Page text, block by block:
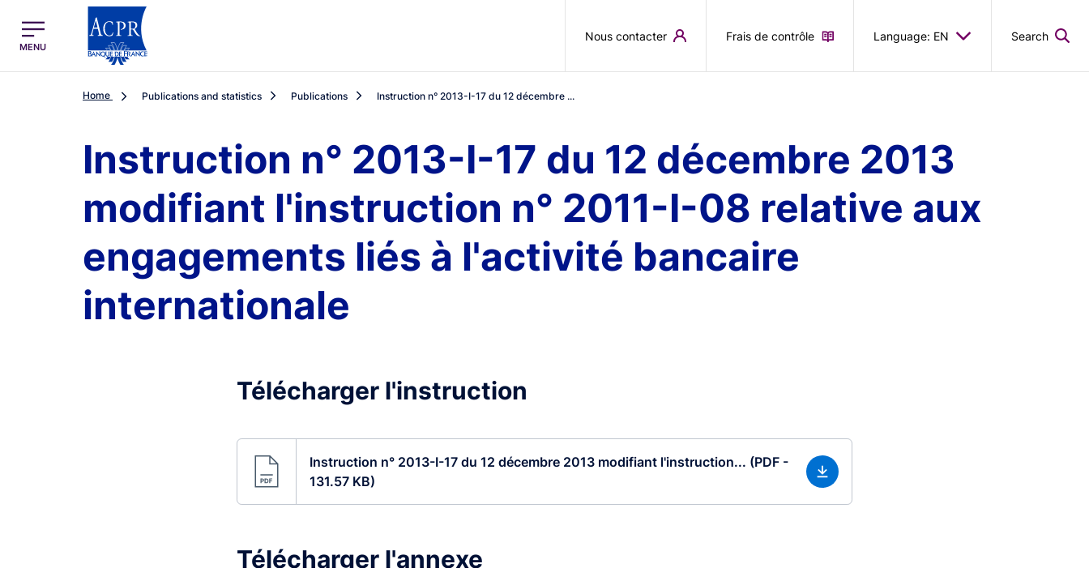
ACPR Menu Principal (English)
MENU
Nous contacter Frais de contrôle Language: EN Search
Home Publications and statistics Publications Instruction n° 2013-I-17 du 12 décembre ...
Instruction n° 2013-I-17 du 12 décembre 2013
modifiant l'instruction n° 2011-I-08 relative aux
engagements liés à l'activité bancaire
internationale
Télécharger l'instruction
Instruction n° 2013-I-17 du 12 décembre 2013 modifiant l'instruction... (PDF -
131.57 KB)
Télécharger l'annexe